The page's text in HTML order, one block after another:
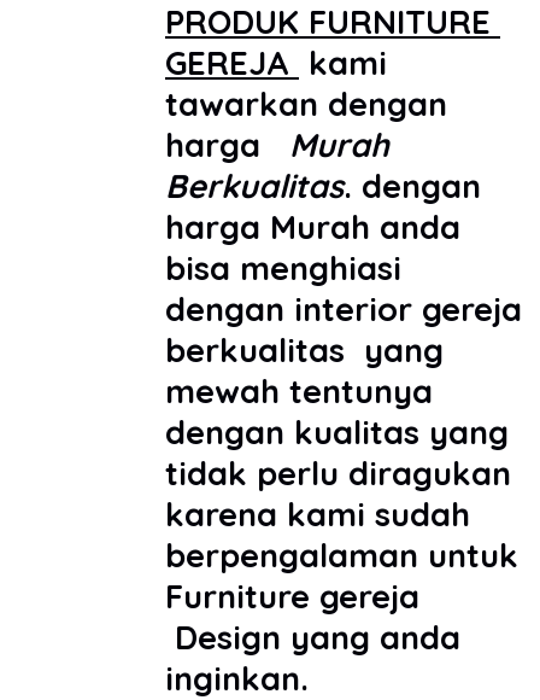
PRODUK FURNITURE
GEREJA kami
tawarkan dengan
harga
Murah
Berkualitas. dengan
harga Murah anda
bisa menghiasi
dengan interior gereja
berkualitas yang
mewah tentunya
dengan kualitas yang
tidak perlu diragukan
karena kami sudah
berpengalaman untuk
Furniture gereja
Design yang anda
inginkan.